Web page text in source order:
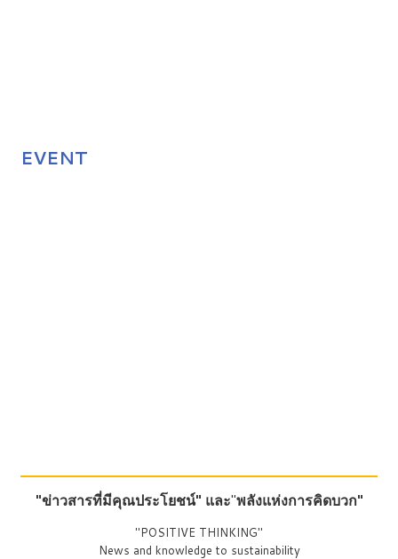
EVENT
"ข่าวสารที่มีคุณประโยชน์" และ"พลังแห่งการคิดบวก"
"POSITIVE THINKING"
News and knowledge to sustainability